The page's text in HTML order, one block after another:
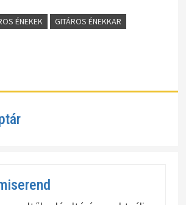
ÉNEKEK
GITÁROS ÉNEKKAR